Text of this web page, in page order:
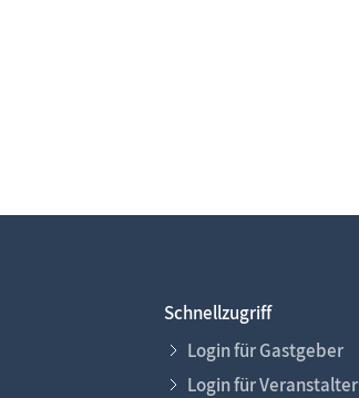
Schnellzugriff
Login für Gastgeber
Login für Veranstalter